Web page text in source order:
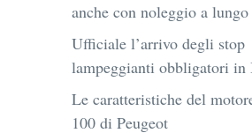
anche con noleggio a
Ufficiale l’arrivo degli stop
lampeggianti obbligatori in
Le caratteristiche del
100 di Peugeot